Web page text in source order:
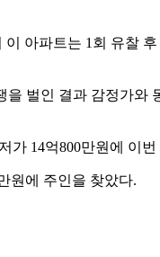
아파트는 1회 유찰
벌인 결과 감정가와
14억800만원에 이
원에 주인을 찾았다.